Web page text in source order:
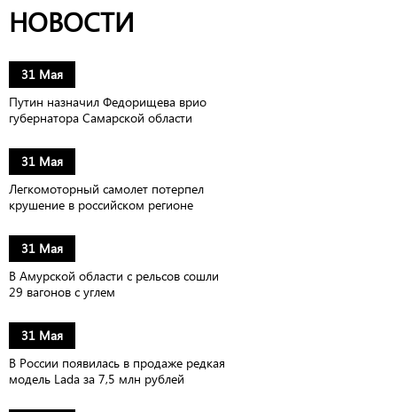
НОВОСТИ
31 Мая
Путин назначил Федорищева врио
губернатора Самарской области
31 Мая
Легкомоторный самолет потерпел
крушение в российском регионе
31 Мая
В Амурской области с рельсов сошли
29 вагонов с углем
31 Мая
В России появилась в продаже редкая
модель Lada за 7,5 млн рублей